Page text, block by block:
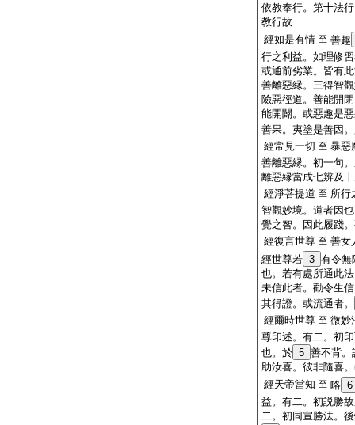
依教奉行。第十法
教行故
經如是有情 至 善趣
行之利益。如理修
或通前劣業。皆有
善離惡縁。三得智
險惡徑道。善能開
能開闢。或惡趣是
善果。夷塗是善因
經常見一切 至 暴惡
善離惡縁。初一句
離惡縁當成七辨及
經淨菩提道 至 所
智觀妙境。道者因
覺之智。因此履踐
經復言世尊 至 善女
經世尊若 3 有令
也。若有處所通此
未信此者。勸令生
其得證。或流通者。
經爾時世尊 至 微妙
尊印述。有二。初
也。於 5 善不背。
助汝喜。彼非隨喜
經天帝當知 至 略 6
益。有二。初説勝
二。初同宣勝法。